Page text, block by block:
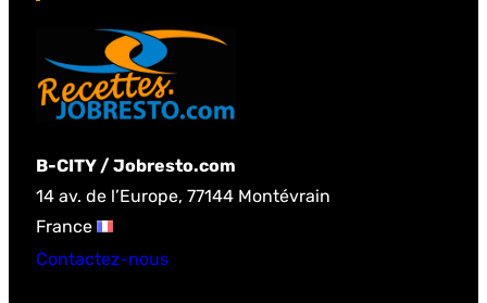
B-CITY / Jobresto.com
14 av. de l’Europe, 77144 Montévrain
France
Contactez-nous